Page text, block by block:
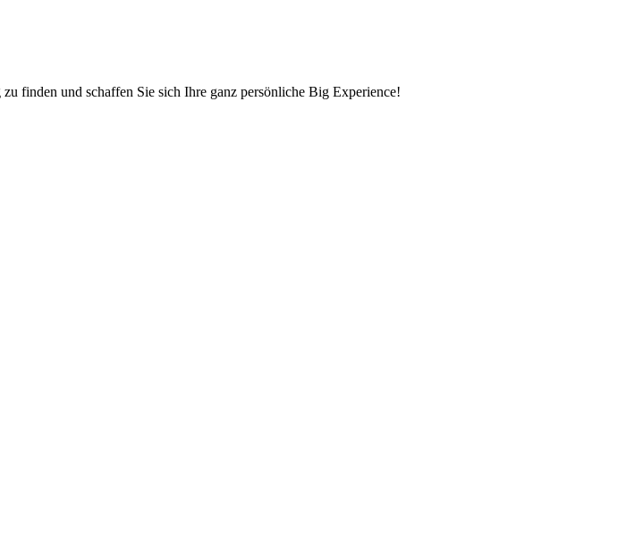
finden und schaffen Sie sich Ihre ganz persönliche Big Experience!